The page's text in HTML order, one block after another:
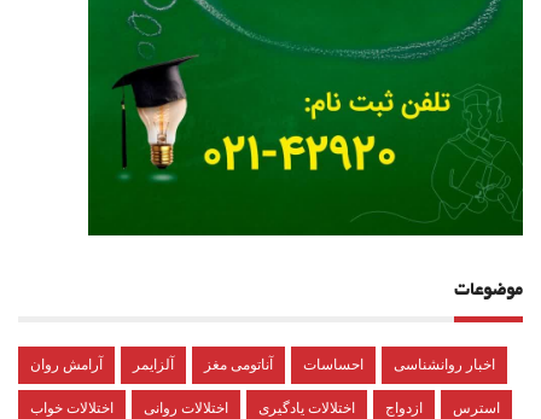
موضوعات
آرامش روان آلزایمر آناتومی مغز احساسات اخبار روانشناسی
اختلالات خواب اختلالات روانی اختلالات یادگیری ازدواج استرس